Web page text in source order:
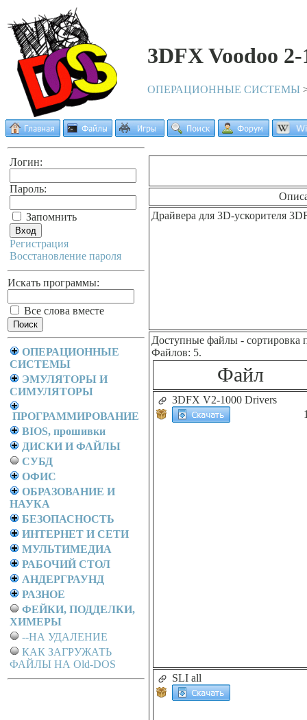
3DFX Voodoo 2-
ОПЕРАЦИОННЫЕ СИСТЕМЫ
Логин:
Пароль:
Запомнить
Регистрация
Восстановление пароля
Искать программы:
Все слова вместе
ОПЕРАЦИОННЫЕ
СИСТЕМЫ
ЭМУЛЯТОРЫ И
СИМУЛЯТОРЫ
ПРОГРАММИРОВАНИЕ
BIOS, прошивки
ДИСКИ И ФАЙЛЫ
СУБД
ОФИС
ОБРАЗОВАНИЕ И
НАУКА
БЕЗОПАСНОСТЬ
ИНТЕРНЕТ И СЕТИ
МУЛЬТИМЕДИА
РАБОЧИЙ СТОЛ
АНДЕРГРАУНД
РАЗНОЕ
ФЕЙКИ, ПОДДЕЛКИ,
ХИМЕРЫ
--НА УДАЛЕНИЕ
КАК ЗАГРУЖАТЬ
ФАЙЛЫ НА Old-DOS
Драйвера для 3D-ускорителя
Доступные файлы - сортировка
Файлов: 5.
Файл
3DFX V2-1000 Drivers
SLI all